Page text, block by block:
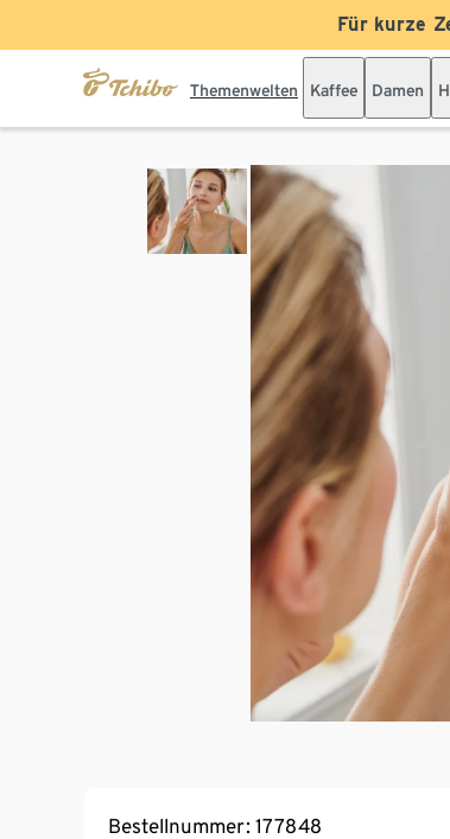
Für kurze
Themenwelten Kaffee Damen
Bestellnummer: 177848